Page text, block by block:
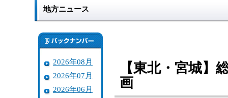
地方ニュース
2026年08月
2026年07月
2026年06月
【東北・宮城】
画